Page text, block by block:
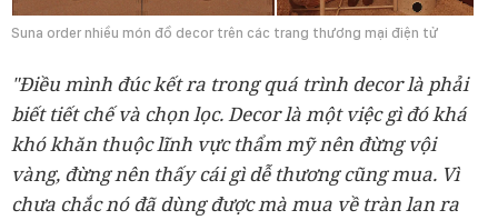
Suna order nhiều món đồ decor trên các trang thương mại điện tử
"Điều mình đúc kết ra trong quá trình decor là phải
biết tiết chế và chọn lọc. Decor là một việc gì đó khá
khó khăn thuộc lĩnh vực thẩm mỹ nên đừng vội
vàng, đừng nên thấy cái gì dễ thương cũng mua. Vì
chưa chắc nó đã dùng được mà mua về tràn lan ra